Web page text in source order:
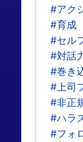
#アク
#育成
#セル
#対話
#巻き
#上司
#非正
#ハラ
#フォ